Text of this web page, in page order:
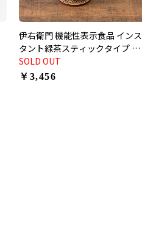
伊右衛門 機能性表示食品 インス
タント緑茶スティックタイプ 血
糖値 30本入
SOLD OUT
￥3,456